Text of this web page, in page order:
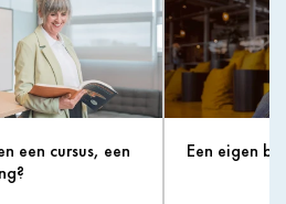
een cursus, een
Een eigen